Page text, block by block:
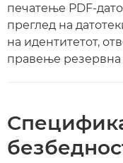
печатење PDF-
преглед на
на идентитетот,
правење резервна